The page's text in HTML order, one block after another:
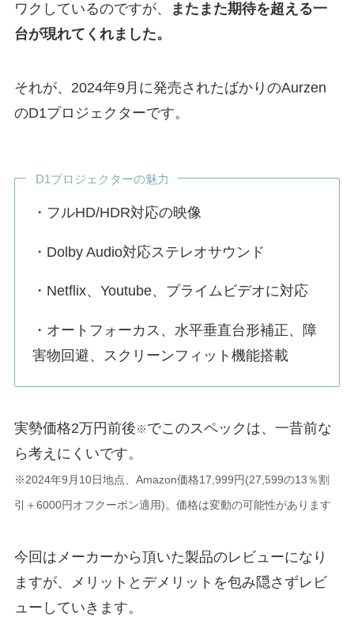
ワクしているのですが、
またまた期待を超える一
台が現れてくれました。
それが、2024年9月に発売されたばかりのAurzen
のD1プロジェクターです。
D1プロジェクターの魅力
・フルHD/HDR対応の映像
・Dolby Audio対応ステレオサウンド
・Netflix、Youtube、プライムビデオに対応
・オートフォーカス、水平垂直台形補正、障
害物回避、スクリーンフィット機能搭載
実勢価格2万円前後※でこのスペックは、一昔前な
ら考えにくいです。
※2024年9月10日地点、Amazon価格17,999円(27,599の13％割
引＋6000円オフクーポン適用)。価格は変動の可能性があります
今回はメーカーから頂いた製品のレビューになり
ますが、メリットとデメリットを包み隠さずレビ
ューしていきます。